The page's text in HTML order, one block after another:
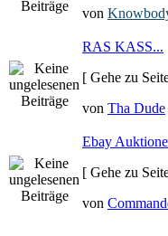
von
RAS KASS...
[ Gehe zu
von Tha Dude
Ebay
[ Gehe zu
von